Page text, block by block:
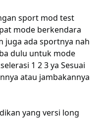
sport mod test
mode berkendara
juga ada sportnya nah
dulu untuk mode
1 2 3 ya Sesuai
atau jambakannya
yang versi long